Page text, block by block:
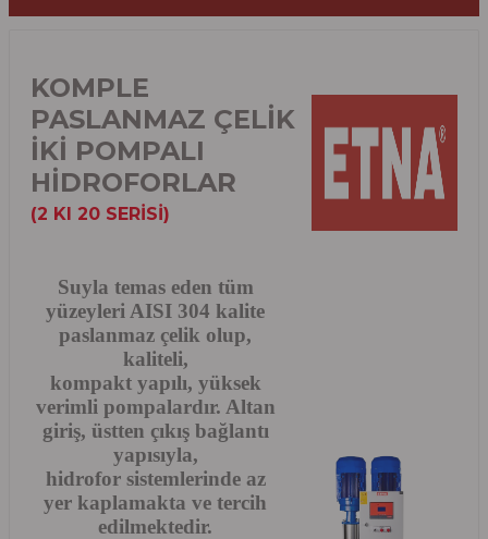
KOMPLE
PASLANMAZ ÇELİK
İKİ POMPALI
HİDROFORLAR
(2 KI 20 SERİSİ)
Suyla temas eden tüm
yüzeyleri AISI 304 kalite
paslanmaz çelik olup,
kaliteli,
kompakt yapılı, yüksek
verimli pompalardır. Altan
giriş, üstten çıkış bağlantı
yapısıyla,
hidrofor sistemlerinde az
yer kaplamakta ve tercih
edilmektedir.